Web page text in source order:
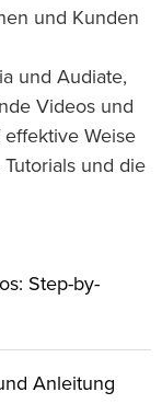
und Kunden
und Audiate,
Videos und
effektive Weise
und die
Step-by-
Anleitung